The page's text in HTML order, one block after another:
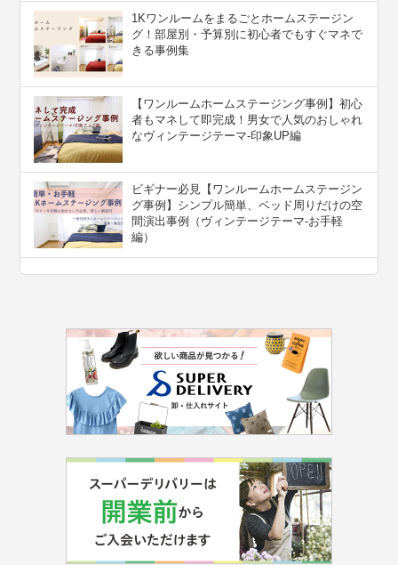
1Kワンルームをまるごとホームステージン
グ！部屋別・予算別に初心者でもすぐマネで
きる事例集
【ワンルームホームステージング事例】初心
者もマネして即完成！男女で人気のおしゃれ
なヴィンテージテーマ-印象UP編
ビギナー必見【ワンルームホームステージン
グ事例】シンプル簡単、ベッド周りだけの空
間演出事例（ヴィンテージテーマ-お手軽
編）